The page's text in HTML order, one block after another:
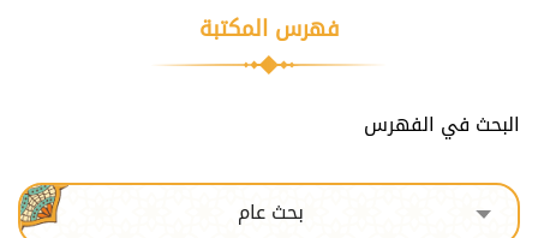
فهرس المكتبة
البحث في الفهرس
بحث عام